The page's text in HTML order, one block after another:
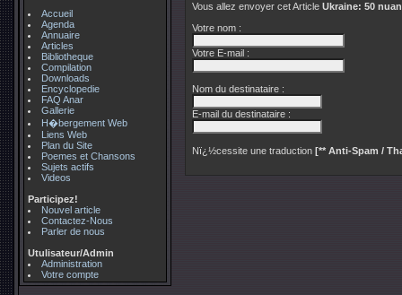
Accueil
Agenda
Annuaire
Articles
Bibliotheque
Compilation
Downloads
Encyclopedie
FAQ Anar
Gallerie
H�bergement Web
Liens Web
Plan du Site
Poemes et Chansons
Sujets actifs
Videos
Participez!
Nouvel article
Contactez-Nous
Parler de nous
Utulisateur/Admin
Administration
Votre compte
Vous allez envoyer cet Article Ukraine: 50
Votre nom :
Votre E-mail :
Nom du destinataire :
E-mail du destinataire :
Nï¿½cessite une traduction [** Anti-Spam /